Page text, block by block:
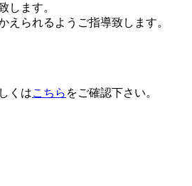
します。
られるようご指導致します。
くはこちら をご確認下さい。